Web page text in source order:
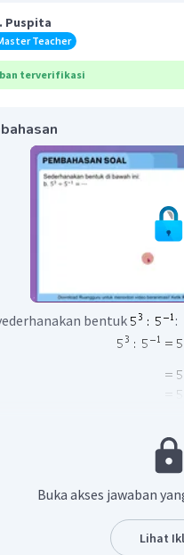
Puspita
Teacher
terverifikasi
bentuk :
Buka akses jawaban
Lihat